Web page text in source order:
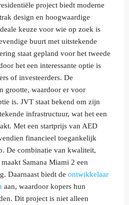
project biedt moderne
design en hoogwaardige
keuze voor wie op zoek is
buurt met uitstekende
staat gepland voor het tweede
het een interessante optie is
of investeerders. De
grootte, waardoor er voor
is. JVT staat bekend om zijn
infrastructuur, wat het een
Met een startprijs van AED
financieel toegankelijk
De combinatie van kwaliteit,
Samana Miami 2 een
Daarnaast biedt de ontwikkelaar
aan, waardoor kopers hun
Dit project is niet alleen